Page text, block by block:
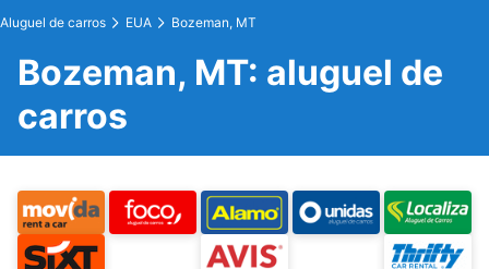
Aluguel de carros EUA Bozeman, MT
Bozeman, MT: aluguel de
carros